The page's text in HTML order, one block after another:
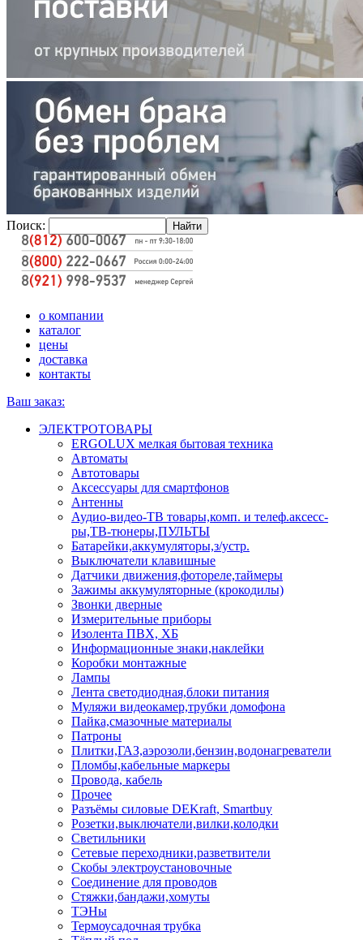
Поиск:
о компании
каталог
цены
доставка
контакты
Ваш заказ:
ЭЛЕКТРОТОВАРЫ
ERGOLUX мелкая бытовая техника
Автоматы
Автотовары
Аксессуары для смартфонов
Антенны
Аудио-видео-ТВ товары,комп. и телеф.аксесс-
ры,ТВ-тюнеры,ПУЛЬТЫ
Батарейки,аккумуляторы,з/устр.
Выключатели клавишные
Датчики движения,фотореле,таймеры
Зажимы аккумуляторные (крокодилы)
Звонки дверные
Измерительные приборы
Изолента ПВХ, ХБ
Информационные знаки,наклейки
Коробки монтажные
Лампы
Лента светодиодная,блоки питания
Муляжи видеокамер,трубки домофона
Пайка,смазочные материалы
Патроны
Плитки,ГАЗ,аэрозоли,бензин,водонагреватели
Пломбы,кабельные маркеры
Провода, кабель
Прочее
Разъёмы силовые DEKraft, Smartbuy
Розетки,выключатели,вилки,колодки
Светильники
Сетевые переходники,разветвители
Скобы электроустановочные
Соединение для проводов
Стяжки,бандажи,хомуты
ТЭНы
Термоусадочная трубка